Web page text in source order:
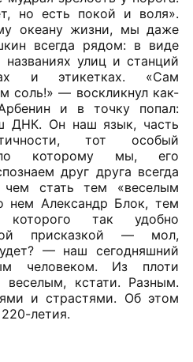
но есть покой и воля».
океану жизни, мы даже
всегда рядом: в виде
улиц и станций
и этикетках. «Сам
— воскликнул как-
и в точку попал:
ДНК. Он наш язык, часть
тот особый
которому мы, его
друг друга всегда
стать тем «веселым
нем Александр Блок, тем
которого так удобно
присказкой — мол,
— наш сегодняшний
человеком. Из плоти
кстати. Разным.
и страстями. Об этом
летия.